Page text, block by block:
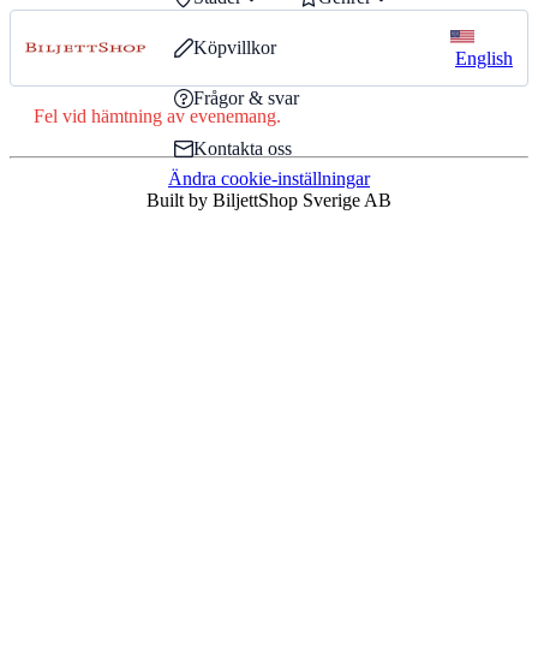
Köpvillkor
Frågor & svar
Kontakta oss
English
Fel vid hämtning av evenemang.
Ändra cookie-inställningar
Built by BiljettShop Sverige AB